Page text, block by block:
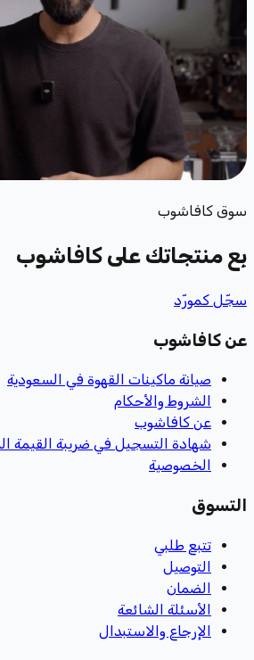
سوق كافاشوب
بِع منتجاتك على كافاشوب
سجّل كمورّد
عن كافاشوب
صيانة ماكينات القهوة في السعودية
الشروط والأحكام
عن كافاشوب
شهادة التسجيل في ضريبة القيمة
الخصوصية
التسوق
تتبع طلبي
التوصيل
الضمان
الأسئلة الشائعة
الإرجاع والاستبدال